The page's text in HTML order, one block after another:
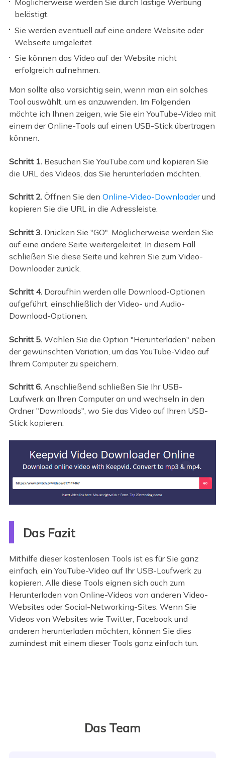
Möglicherweise werden Sie durch lästige Werbung
belästigt.
Sie werden eventuell auf eine andere Website oder
Webseite umgeleitet.
Sie können das Video auf der Website nicht
erfolgreich aufnehmen.
Man sollte also vorsichtig sein, wenn man ein solches
Tool auswählt, um es anzuwenden. Im Folgenden
möchte ich Ihnen zeigen, wie Sie ein YouTube-Video mit
einem der Online-Tools auf einen USB-Stick übertragen
können.
Schritt 1. Besuchen Sie YouTube.com und kopieren Sie
die URL des Videos, das Sie herunterladen möchten.
Schritt 2. Öffnen Sie den Online-Video-Downloaderund
kopieren Sie die URL in die Adressleiste.
Schritt 3. Drücken Sie "GO". Möglicherweise werden Sie
auf eine andere Seite weitergeleitet. In diesem Fall
schließen Sie diese Seite und kehren Sie zum Video-
Downloader zurück.
Schritt 4. Daraufhin werden alle Download-Optionen
aufgeführt, einschließlich der Video- und Audio-
Download-Optionen.
Schritt 5. Wählen Sie die Option "Herunterladen" neben
der gewünschten Variation, um das YouTube-Video auf
Ihrem Computer zu speichern.
Schritt 6. Anschließend schließen Sie Ihr USB-
Laufwerk an Ihren Computer an und wechseln in den
Ordner "Downloads", wo Sie das Video auf Ihren USB-
Stick kopieren.
Das Fazit
Mithilfe dieser kostenlosen Tools ist es für Sie ganz
einfach, ein YouTube-Video auf Ihr USB-Laufwerk zu
kopieren. Alle diese Tools eignen sich auch zum
Herunterladen von Online-Videos von anderen Video-
Websites oder Social-Networking-Sites. Wenn Sie
Videos von Websites wie Twitter, Facebook und
anderen herunterladen möchten, können Sie dies
zumindest mit einem dieser Tools ganz einfach tun.
Das Team